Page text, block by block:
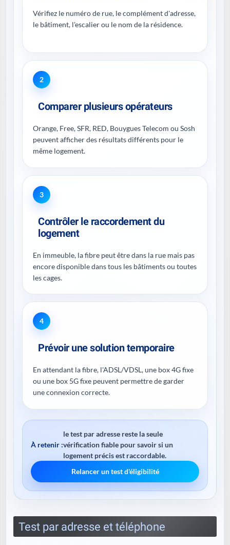
Vérifiez le numéro de rue, le complément d'adresse,
le bâtiment, l'escalier ou le nom de la résidence.
2
Comparer plusieurs opérateurs
Orange, Free, SFR, RED, Bouygues Telecom ou Sosh
peuvent afficher des résultats différents pour le
même logement.
3
Contrôler le raccordement du
logement
En immeuble, la fibre peut être dans la rue mais pas
encore disponible dans tous les bâtiments ou toutes
les cages.
4
Prévoir une solution temporaire
En attendant la fibre, l'ADSL/VDSL, une box 4G fixe
ou une box 5G fixe peuvent permettre de garder
une connexion correcte.
À retenir :
le test par adresse reste la seule
vérification fiable pour savoir si un
logement précis est raccordable.
Relancer un test d'éligibilité
Test par adresse et téléphone